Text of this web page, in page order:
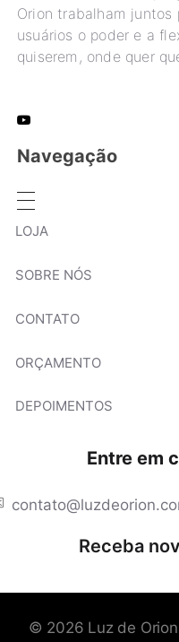
Orion trabalham juntos
usuários o poder e a
quiserem, onde quer
Navegação
LOJA
SOBRE NÓS
CONTATO
ORÇAMENTO
DEPOIMENTOS
Entre em
Receba
© 2026 Luz de